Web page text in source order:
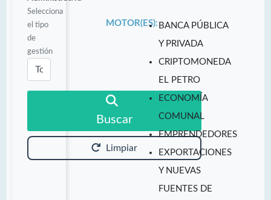
Selecciona
el tipo
de
gestión
Buscar
Limpiar
MOTOR(ES): BANCA PÚBLICA
Y PRIVADA
CRIPTOMONEDA
EL PETRO
ECONOMÍA
COMUNAL
EMPRENDEDORES
EXPORTACIONES
Y NUEVAS
FUENTES DE